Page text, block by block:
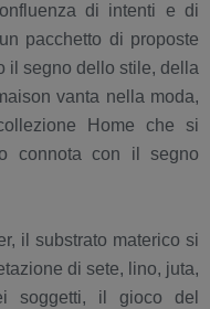
di intenti e di
pacchetto di proposte
il segno dello stile, della
vanta nella moda,
Home che si
connota con il segno
il substrato materico si
di sete, lino, juta,
soggetti, il gioco del